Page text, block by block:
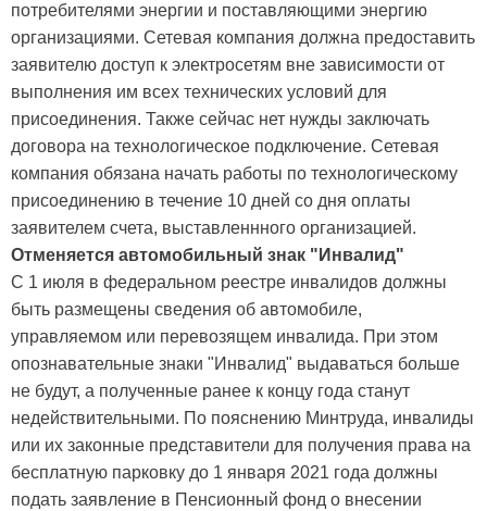
потребителями энергии и поставляющими энергию
организациями. Сетевая компания должна предоставить
заявителю доступ к электросетям вне зависимости от
выполнения им всех технических условий для
присоединения. Также сейчас нет нужды заключать
договора на технологическое подключение. Сетевая
компания обязана начать работы по технологическому
присоединению в течение 10 дней со дня оплаты
заявителем счета, выставленнного организацией.
Отменяется автомобильный знак "Инвалид"
С 1 июля в федеральном реестре инвалидов должны
быть размещены сведения об автомобиле,
управляемом или перевозящем инвалида. При этом
опознавательные знаки "Инвалид" выдаваться больше
не будут, а полученные ранее к концу года станут
недействительными. По пояснению Минтруда, инвалиды
или их законные представители для получения права на
бесплатную парковку до 1 января 2021 года должны
подать заявление в Пенсионный фонд о внесении